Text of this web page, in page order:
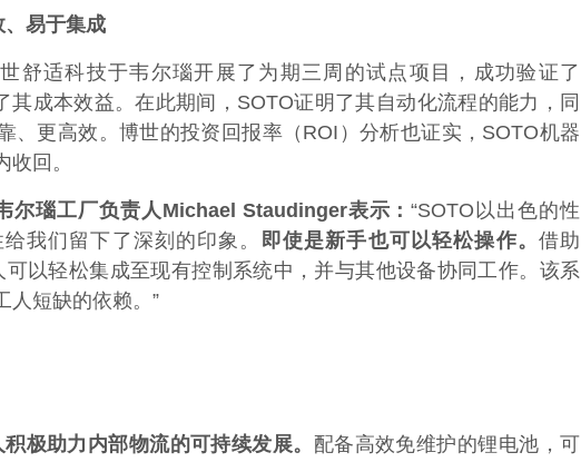
、易于集成
舒适科技于韦尔瑙开展了为期三周的试点项目，成功验证了
其成本效益。在此期间，SOTO证明了其自动化流程的能力，同
、更高效。博世的投资回报率（ROI）分析也证实，SOTO机器
收回。
尔瑙工厂负责人Michael Staudinger表示：“SOTO以出色的性
我们留下了深刻的印象。 即使是新手也可以轻松操作。 借助
以轻松集成至现有控制系统中，并与其他设备协同工作。该系
人短缺的依赖。”
极助力内部物流的可持续发展。 配备高效免维护的锂电池，可